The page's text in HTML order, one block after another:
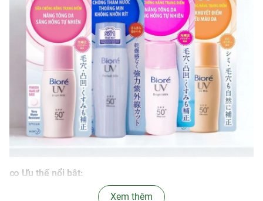
∞ Ưu thế nổi bật:
- Sản phẩm nổi bật với công nghệ màng chống thấm mịn
Xem thêm